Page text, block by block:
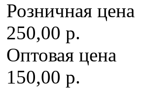
Розничная цена
250,00 р.
Оптовая цена
150,00 р.